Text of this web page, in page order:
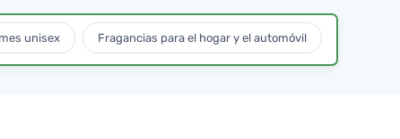
unisex Fragancias para el hogar y el automóvil